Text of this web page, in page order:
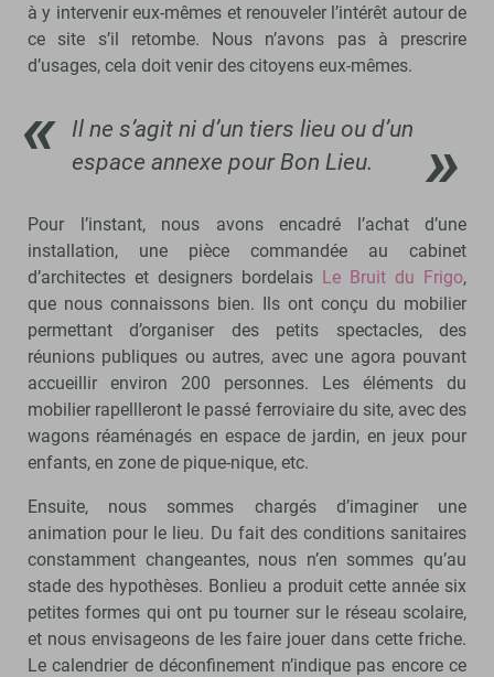
à y intervenir eux-mêmes et renouveler l’intérêt autour de
ce site s’il retombe. Nous n’avons pas à prescrire
d’usages, cela doit venir des citoyens eux-mêmes.
Il ne s’agit ni d’un tiers lieu ou d’un
espace annexe pour Bon Lieu.
Pour l’instant, nous avons encadré l’achat d’une
installation, une pièce commandée au cabinet
d’architectes et designers bordelais Le Bruit du Frigo,
que nous connaissons bien. Ils ont conçu du mobilier
permettant d’organiser des petits spectacles, des
réunions publiques ou autres, avec une agora pouvant
accueillir environ 200 personnes. Les éléments du
mobilier rapellleront le passé ferroviaire du site, avec des
wagons réaménagés en espace de jardin, en jeux pour
enfants, en zone de pique-nique, etc.
Ensuite, nous sommes chargés d’imaginer une
animation pour le lieu. Du fait des conditions sanitaires
constamment changeantes, nous n’en sommes qu’au
stade des hypothèses. Bonlieu a produit cette année six
petites formes qui ont pu tourner sur le réseau scolaire,
et nous envisageons de les faire jouer dans cette friche.
Le calendrier de déconfinement n’indique pas encore ce